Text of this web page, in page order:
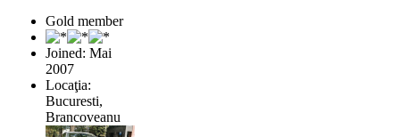
Gold member
Joined: Mai
2007
Locaţia:
Bucuresti,
Brancoveanu